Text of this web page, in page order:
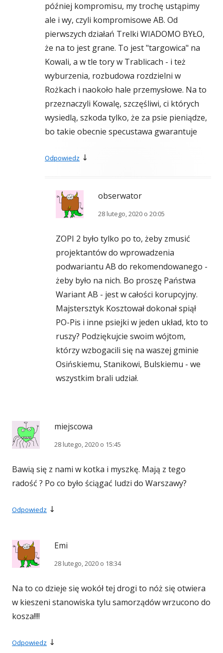
później kompromisu, my trochę ustąpimy
ale i wy, czyli kompromisowe AB. Od
pierwszych działań Trelki WIADOMO BYŁO,
że na to jest grane. To jest "targowica" na
Kowali, a w tle tory w Trablicach - i też
wyburzenia, rozbudowa rozdzielni w
Rożkach i naokoło hale przemysłowe. Na to
przeznaczyli Kowalę, szczęśliwi, ci których
wysiedlą, szkoda tylko, że za psie pieniądze,
bo takie obecnie specustawa gwarantuje
Odpowiedz ↓
obserwator
28 lutego, 2020 o 20:05
ZOPI 2 było tylko po to, żeby zmusić
projektantów do wprowadzenia
podwariantu AB do rekomendowanego -
żeby było na nich. Bo proszę Państwa
Wariant AB - jest w całości korupcyjny.
Majstersztyk Kosztował dokonał spiął
PO-Pis i inne psiejki w jeden układ, kto to
ruszy? Podziękujcie swoim wójtom,
którzy wzbogacili się na waszej gminie
Osińskiemu, Stanikowi, Bulskiemu - we
wszystkim brali udział.
miejscowa
28 lutego, 2020 o 15:45
Bawią się z nami w kotka i myszkę. Mają z tego
radość ? Po co było ściągać ludzi do Warszawy?
Odpowiedz ↓
Emi
28 lutego, 2020 o 18:34
Na to co dzieje się wokół tej drogi to nóż się otwiera
w kieszeni stanowiska tylu samorządów wrzucono do
kosza!!!!
Odpowiedz ↓